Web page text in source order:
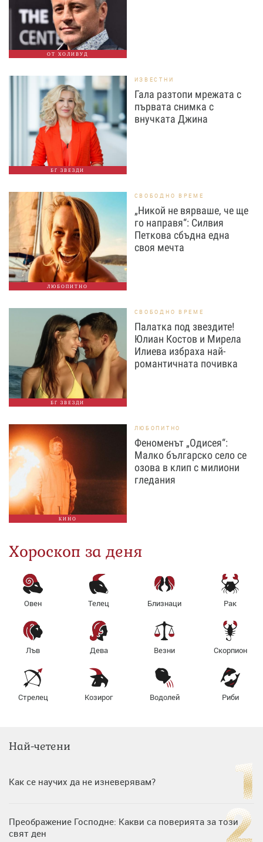
ОТ ХОЛИВУД
БГ ЗВЕЗДИ
ИЗВЕСТНИ
Гала разтопи мрежата с
първата снимка с
внучката Джина
ЛЮБОПИТНО
СВОБОДНО ВРЕМЕ
„Никой не вярваше, че ще
го направя“: Силвия
Петкова сбъдна една
своя мечта
БГ ЗВЕЗДИ
СВОБОДНО ВРЕМЕ
Палатка под звездите!
Юлиан Костов и Мирела
Илиева избраха най-
романтичната почивка
КИНО
ЛЮБОПИТНО
Феноменът „Одисея“:
Малко българско село се
озова в клип с милиони
гледания
Хороскоп за деня
Овен Телец Близнаци Рак
Лъв Дева Везни Скорпион
Стрелец Козирог Водолей Риби
Най-четени
Как се научих да не изневерявам?
Преображение Господне: Какви са поверията за този
свят ден